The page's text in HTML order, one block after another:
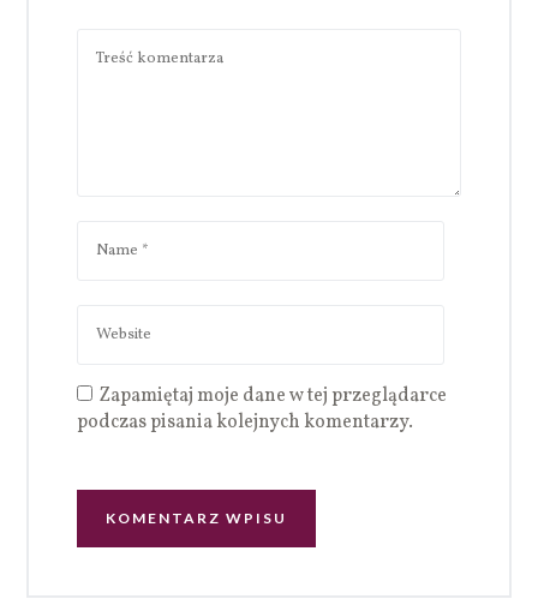
Zapamiętaj moje dane w tej przeglądarce
podczas pisania kolejnych komentarzy.